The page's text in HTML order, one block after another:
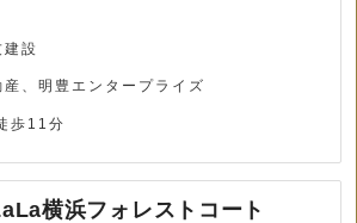
設
産、明豊エンタープライズ
歩11分
横浜フォレストコート